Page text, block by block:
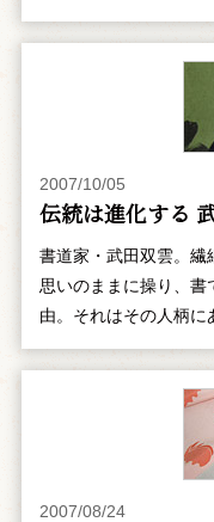
2007/10/05
伝統は進化する
書道家・武田双雲。繊
思いのままに操り、書
由。それはその人柄に
2007/08/24